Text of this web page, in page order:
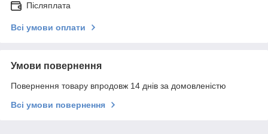
Післяплата
Всі умови оплати
Умови повернення
Повернення товару впродовж 14 днів за домовленістю
Всі умови повернення